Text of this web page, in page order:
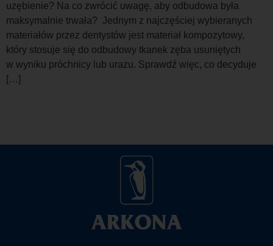
uzębienie? Na co zwrócić uwagę, aby odbudowa była
maksymalnie trwała? Jednym z najczęściej wybieranych
materiałów przez dentystów jest materiał kompozytowy,
który stosuje się do odbudowy tkanek zęba usuniętych
w wyniku próchnicy lub urazu. Sprawdź więc, co decyduje
[…]